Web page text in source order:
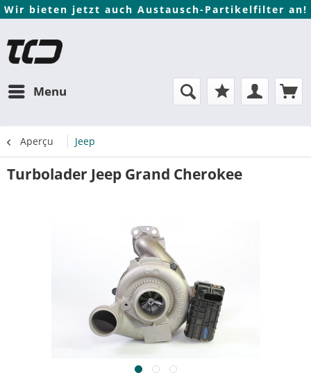
Wir bieten jetzt auch Austausch-Partikelfilter an!
Menu
Aperçu Jeep
Turbolader Jeep Grand Cherokee